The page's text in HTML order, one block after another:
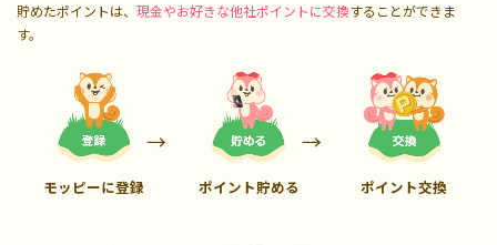
貯めたポイントは、 現金やお好きな他社ポイントに交換することができま
す。
モッピーに登録 ポイント貯める ポイント交換